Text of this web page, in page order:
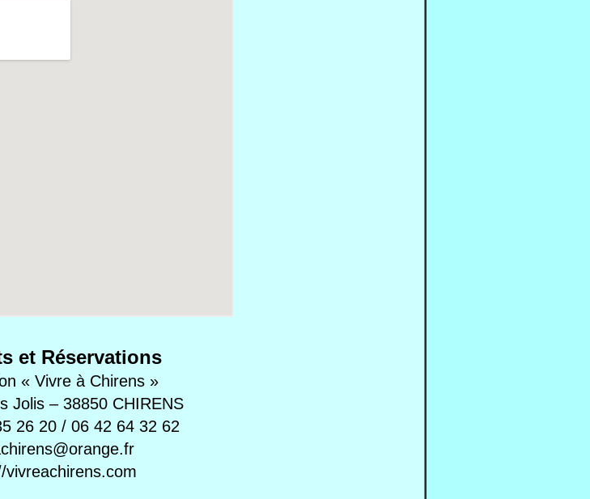
et Réservations
« Vivre à Chirens »
Jolis – 38850 CHIRENS
26 20 / 06 42 64 32 62
vivreachirens.com